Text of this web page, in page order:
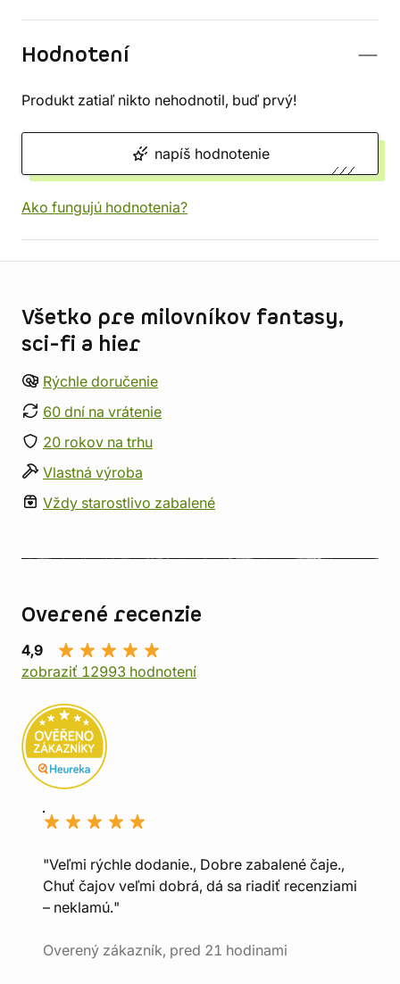
Hodnotení
Produkt zatiaľ nikto nehodnotil, buď prvý!
napíš hodnotenie
Ako fungujú hodnotenia?
Všetko pre milovníkov fantasy,
sci-fi a hier
Rýchle doručenie
60 dní na vrátenie
20 rokov na trhu
Vlastná výroba
Vždy starostlivo zabalené
Overené recenzie
4,9
zobraziť 12993 hodnotení
"Veľmi rýchle dodanie., Dobre zabalené čaje.,
Chuť čajov veľmi dobrá, dá sa riadiť recenziami
– neklamú."
Overený zákazník, pred 21 hodinami